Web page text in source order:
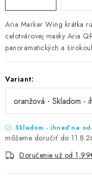
Aria Marker Wing krátka
celotvárovej masky Aria
panoramatických a
Variant:
Skladom - ihneď na
Doručenie už od